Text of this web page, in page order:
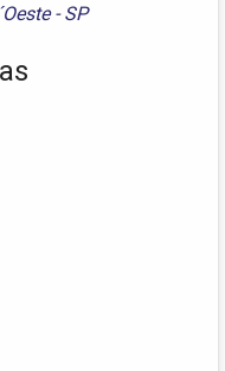
- SP